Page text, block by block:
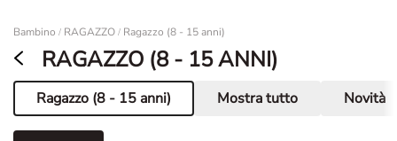
Bambino / RAGAZZO / Ragazzo (8 - 15 anni)
RAGAZZO (8 - 15 ANNI)
Ragazzo (8 - 15 anni)
Pagina corrente Mostra tutto Novità